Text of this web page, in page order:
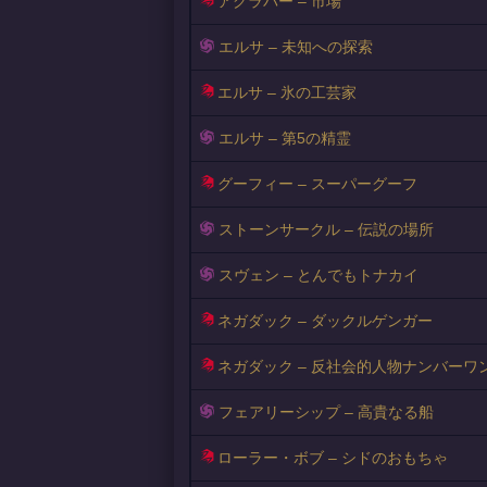
エルサ – 未知への探索
エルサ – 氷の工芸家
エルサ – 第5の精霊
グーフィー – スーパーグーフ
ストーンサークル – 伝説の場所
スヴェン – とんでもトナカイ
ネガダック – ダックルゲンガー
ネガダック – 反社会的人物ナンバーワ
フェアリーシップ – 高貴なる船
ローラー・ボブ – シドのおもちゃ